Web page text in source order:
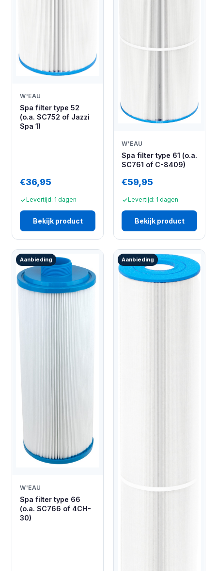
W'EAU
Spa filter type 52
(o.a. SC752 of Jazzi
Spa 1)
€36,95
Levertijd: 1 dagen
Bekijk product
W'EAU
Spa filter type 61 (o.a.
SC761 of C-8409)
€59,95
Levertijd: 1 dagen
Bekijk product
Aanbieding
W'EAU
Spa filter type 66
(o.a. SC766 of 4CH-
30)
Aanbieding